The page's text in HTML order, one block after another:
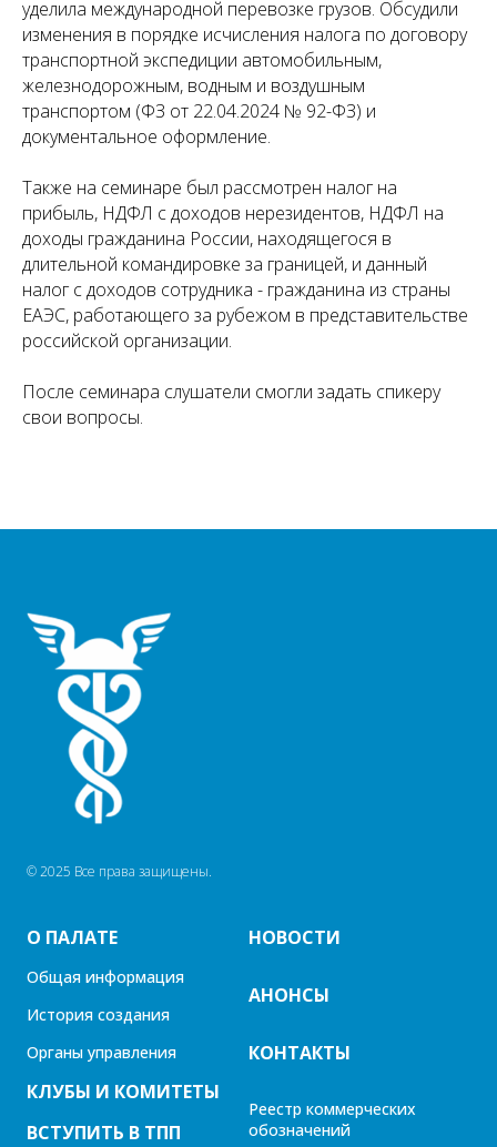
уделила международной перевозке грузов. Обсудили
изменения в порядке исчисления налога по договору
транспортной экспедиции автомобильным,
железнодорожным, водным и воздушным
транспортом (ФЗ от 22.04.2024 № 92-ФЗ) и
документальное оформление.
Также на семинаре был рассмотрен налог на
прибыль, НДФЛ с доходов нерезидентов, НДФЛ на
доходы гражданина России, находящегося в
длительной командировке за границей, и данный
налог с доходов сотрудника - гражданина из страны
ЕАЭС, работающего за рубежом в представительстве
российской организации.
После семинара слушатели смогли задать спикеру
свои вопросы.
© 2025 Все права защищены.
О ПАЛАТЕ
Общая информация
История создания
Органы управления
КЛУБЫ И КОМИТЕТЫ
ВСТУПИТЬ В ТПП
НОВОСТИ
АНОНСЫ
КОНТАКТЫ
Реестр коммерческих
обозначений